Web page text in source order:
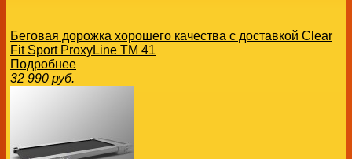
Беговая дорожка хорошего качества с доставкой Clear
Fit Sport ProxyLine TM 41
Подробнее
32 990 руб.